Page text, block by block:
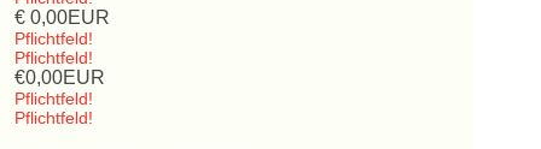
€ 0,00EUR
Pflichtfeld!
Pflichtfeld!
€0,00EUR
Pflichtfeld!
Pflichtfeld!